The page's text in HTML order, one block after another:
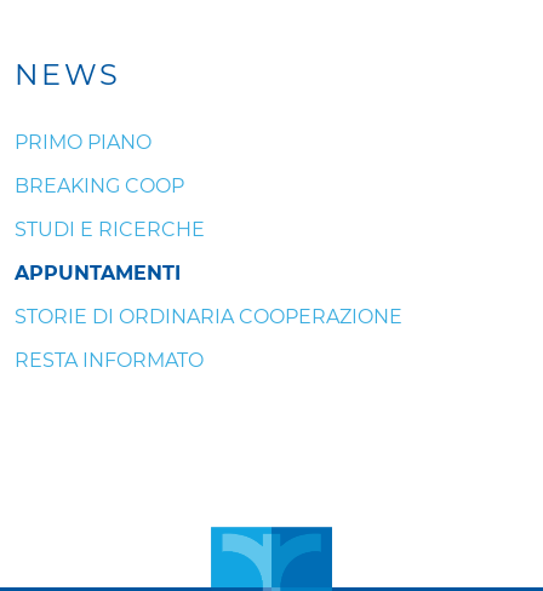
NEWS
PRIMO PIANO
BREAKING COOP
STUDI E RICERCHE
APPUNTAMENTI
STORIE DI ORDINARIA COOPERAZIONE
RESTA INFORMATO